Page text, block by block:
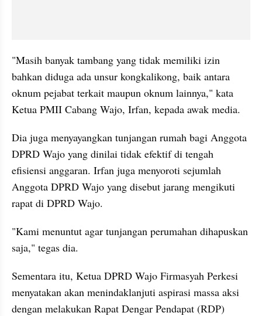
"Masih banyak tambang yang tidak memiliki izin
bahkan diduga ada unsur kongkalikong, baik antara
oknum pejabat terkait maupun oknum lainnya," kata
Ketua PMII Cabang Wajo, Irfan, kepada awak media.
Dia juga menyayangkan tunjangan rumah bagi Anggota
DPRD Wajo yang dinilai tidak efektif di tengah
efisiensi anggaran. Irfan juga menyoroti sejumlah
Anggota DPRD Wajo yang disebut jarang mengikuti
rapat di DPRD Wajo.
"Kami menuntut agar tunjangan perumahan dihapuskan
saja," tegas dia.
Sementara itu, Ketua DPRD Wajo Firmasyah Perkesi
menyatakan akan menindaklanjuti aspirasi massa aksi
dengan melakukan Rapat Dengar Pendapat (RDP)